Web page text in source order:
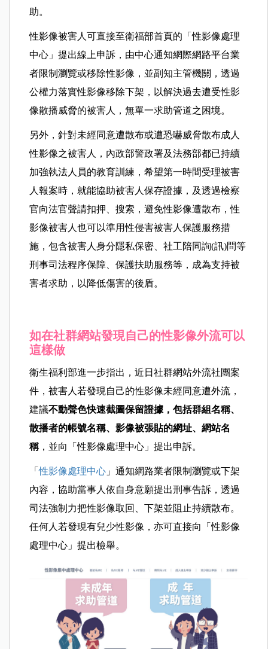
助。
性影像被害人可直接至衛福部首頁的「性影像處理
中心」提出線上申訴，由中心通知網際網路平台業
者限制瀏覽或移除性影像，並副知主管機關，透過
公權力落實性影像移除下架，以解決過去遭受性影
像散播威脅的被害人，無單一求助管道之困境。
另外，針對未經同意遭散布或遭恐嚇威脅散布成人
性影像之被害人，內政部警政署及法務部都已持續
加強執法人員的教育訓練，希望第一時間受理被害
人報案時，就能協助被害人保存證據，及透過檢察
官向法官聲請扣押、搜索，避免性影像遭散布，性
影像被害人也可以準用性侵害被害人保護服務措
施，包含被害人身分隱私保密、社工陪同詢(訊)問等
刑事司法程序保障、保護扶助服務等，成為支持被
害者求助，以降低傷害的後盾。
如在社群網站發現自己的性影像外流可以
這樣做
衛生福利部進一步指出，近日社群網站外流社團案
件，被害人若發現自己的性影像未經同意遭外流，
建議不動聲色快速截圖保留證據，包括群組名稱、
散播者的帳號名稱、影像被張貼的網址、網站名
稱，並向「性影像處理中心」提出申訴。
「性影像處理中心 」通知網路業者限制瀏覽或下架
內容，協助當事人依自身意願提出刑事告訴，透過
司法強制力把性影像取回、下架並阻止持續散布。
任何人若發現有兒少性影像，亦可直接向「性影像
處理中心」提出檢舉。